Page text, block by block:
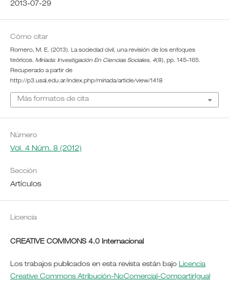
2013-07-29
Cómo citar
Romero, M. E. (2013). La sociedad civil, una revisión de los enfoques
teóricos. Miríada: Investigación En Ciencias Sociales, 4(8), pp. 145–165.
Recuperado a partir de
http://p3.usal.edu.ar/index.php/miriada/article/view/1418
Más formatos de cita
Número
Vol. 4 Núm. 8 (2012)
Sección
Artículos
Licencia
CREATIVE COMMONS 4.0 Internacional
Los trabajos publicados en esta revista están bajo Licencia
Creative Commons Atribución-NoComercial-CompartirIgual